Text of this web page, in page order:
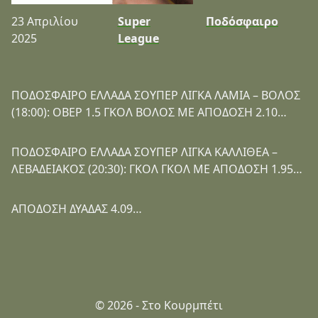
23 Απριλίου
2025
Super
League
Ποδόσφαιρο
ΠΟΔΟΣΦΑΙΡΟ ΕΛΛΑΔΑ ΣΟΥΠΕΡ ΛΙΓΚΑ ΛΑΜΙΑ – ΒΟΛΟΣ
(18:00): ΟΒΕΡ 1.5 ΓΚΟΛ ΒΟΛΟΣ ΜΕ ΑΠΟΔΟΣΗ 2.10…
ΠΟΔΟΣΦΑΙΡΟ ΕΛΛΑΔΑ ΣΟΥΠΕΡ ΛΙΓΚΑ ΚΑΛΛΙΘΕΑ –
ΛΕΒΑΔΕΙΑΚΟΣ (20:30): ΓΚΟΛ ΓΚΟΛ ΜΕ ΑΠΟΔΟΣΗ 1.95…
ΑΠΟΔΟΣΗ ΔΥΑΔΑΣ 4.09…
© 2026 - Στο Κουρμπέτι